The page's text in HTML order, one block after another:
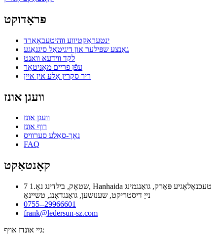
פּראָדוקט
ינטעראַקטיווע ווהיטעבאָאַרד
גאַנצע שפּילער און דיגיטאַל סיגנאַגע
לקד ווידעא וואנט
עפֿן פריים מאָניטאָר
ריר סקרין אַלע אין איין
וועגן אונז
וועגן אונז
רוף אונז
נאָך-סאַלע סערוויס
FAQ
קאָנטאַקט
7 שטאָק, בילדינג נאָ.1, Hanhaida טעכנאָלאָגיע פּאַרק, גואַנגמינג
נייַ דיסטריקט, שענזשען, גואַנגדאָנג, טשיינאַ
0755--29966601
frank@ledersun-sz.com
גיי אונדז אויף: